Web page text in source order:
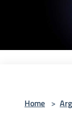
Home >